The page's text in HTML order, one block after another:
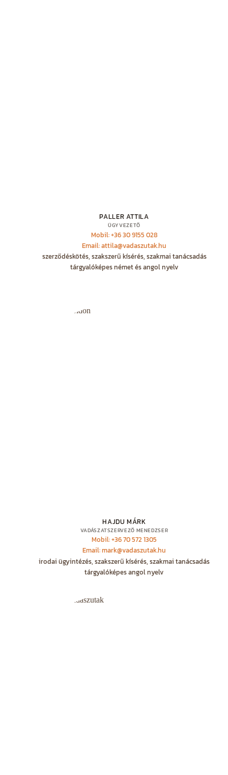
PALLER ATTILA
ÜGYVEZETŐ
Mobil: +36 30 9155 028
Email: attila@vadaszutak.hu
szerződéskötés, szakszerű kísérés, szakmai tanácsadás
tárgyalóképes német és angol nyelv
HAJDU MÁRK
VADÁSZATSZERVEZŐ MENEDZSER
Mobil: +36 70 572 1305
Email: mark@vadaszutak.hu
irodai ügyintézés, szakszerű kísérés, szakmai tanácsadás
tárgyalóképes angol nyelv